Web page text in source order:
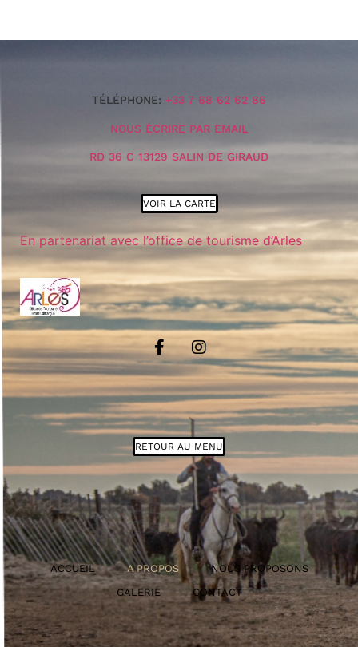
TÉLÉPHONE: +33 7 68 62 62 86
NOUS ÉCRIRE PAR EMAIL
RD 36 C 13129 SALIN DE GIRAUD
VOIR LA CARTE
En partenariat avec l’office de tourisme d’Arles
RETOUR AU MENU
ACCUEIL A PROPOS
NOUS PROPOSONS
GALERIE
CONTACT